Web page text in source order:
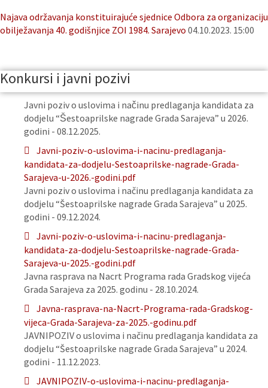
Najava održavanja konstituirajuće sjednice Odbora za organizaciju
obilježavanja 40. godišnjice ZOI 1984. Sarajevo 04.10.2023. 15:00
Konkursi i javni pozivi
Javni poziv o uslovima i načinu predlaganja kandidata za
dodjelu “Šestoaprilske nagrade Grada Sarajeva” u 2026.
godini - 08.12.2025.
Javni-poziv-o-uslovima-i-nacinu-predlaganja-
kandidata-za-dodjelu-Sestoaprilske-nagrade-Grada-
Sarajeva-u-2026.-godini.pdf
Javni poziv o uslovima i načinu predlaganja kandidata za
dodjelu “Šestoaprilske nagrade Grada Sarajeva” u 2025.
godini - 09.12.2024.
Javni-poziv-o-uslovima-i-nacinu-predlaganja-
kandidata-za-dodjelu-Sestoaprilske-nagrade-Grada-
Sarajeva-u-2025.-godini.pdf
Javna rasprava na Nacrt Programa rada Gradskog vijeća
Grada Sarajeva za 2025. godinu - 28.10.2024.
Javna-rasprava-na-Nacrt-Programa-rada-Gradskog-
vijeca-Grada-Sarajeva-za-2025.-godinu.pdf
JAVNIPOZIV o uslovima i načinu predlaganja kandidata za
dodjelu “Šestoaprilske nagrade Grada Sarajeva” u 2024.
godini - 11.12.2023.
JAVNIPOZIV-o-uslovima-i-nacinu-predlaganja-